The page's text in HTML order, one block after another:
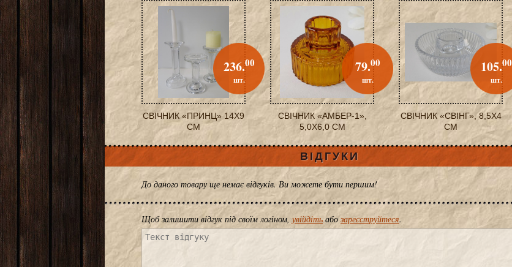
СВІЧНИК «ПРИНЦ» 14X9
СМ
236.00
шт.
СВІЧНИК «АМБЕР-1»,
5,0X6,0 СМ
79.00
шт.
СВІЧНИК «СВІНГ», 8,5X4
СМ
105.00
шт.
ВІДГУКИ
До даного товару ще немає відгуків. Ви можете бути першим!
Щоб залишити відгук під своїм логіном, увійдіть абозареєструйтеся.